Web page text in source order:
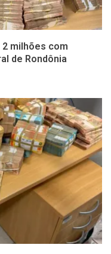
2 milhões com
de Rondônia